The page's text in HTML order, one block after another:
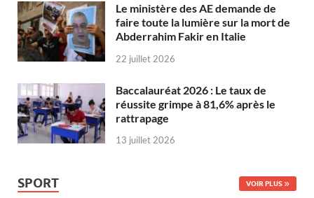
Le ministère des AE demande de
faire toute la lumière sur la mort de
Abderrahim Fakir en Italie
22 juillet 2026
Baccalauréat 2026 : Le taux de
réussite grimpe à 81,6% après le
rattrapage
13 juillet 2026
SPORT VOIR PLUS